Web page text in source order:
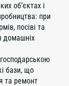
об’єктах і
при
посіві та
домашніх
бази, що
та ремонт